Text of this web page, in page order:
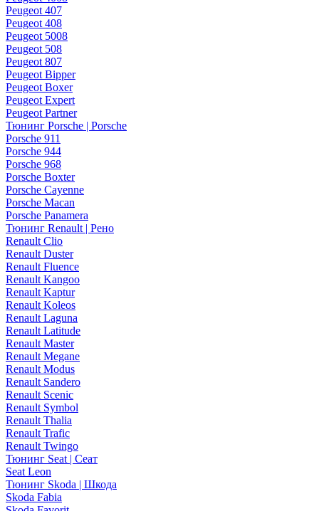
Peugeot 407
Peugeot 408
Peugeot 5008
Peugeot 508
Peugeot 807
Peugeot Bipper
Peugeot Boxer
Peugeot Expert
Peugeot Partner
Тюнинг Porsche | Porsche
Porsche 911
Porsche 944
Porsche 968
Porsche Boxter
Porsche Cayenne
Porsche Macan
Porsche Panamera
Тюнинг Renault | Рено
Renault Clio
Renault Duster
Renault Fluence
Renault Kangoo
Renault Kaptur
Renault Koleos
Renault Laguna
Renault Latitude
Renault Master
Renault Megane
Renault Modus
Renault Sandero
Renault Scenic
Renault Symbol
Renault Thalia
Renault Trafic
Renault Twingo
Тюнинг Seat | Сеат
Seat Leon
Тюнинг Skoda | Шкода
Skoda Fabia